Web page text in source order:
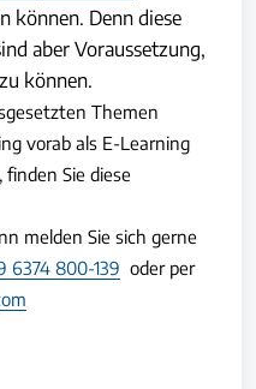
können. Denn diese
aber Voraussetzung,
können.
Themen
vorab als E-Learning
Sie diese
melden Sie sich gerne
6374 800-139 oder per